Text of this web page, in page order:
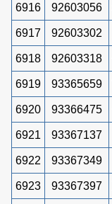
6916 92603056
6917 92603302
6918 92603318
6919 93365659
6920 93366475
6921 93367137
6922 93367349
6923 93367397